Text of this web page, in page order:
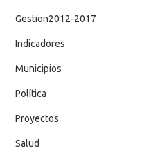
Gestion2012-2017
Indicadores
Municipios
Política
Proyectos
Salud